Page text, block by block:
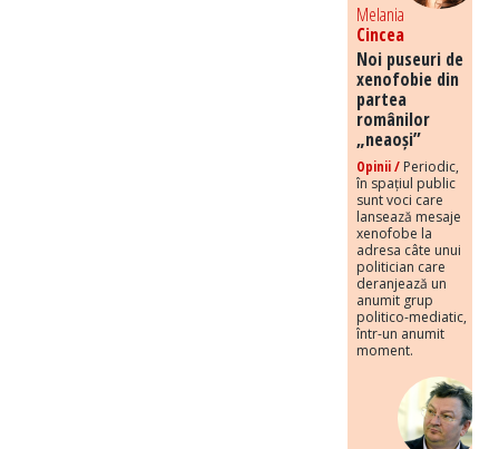
Melania
Cincea
Noi puseuri de
xenofobie din
partea
românilor
„neaoși”
Opinii / Periodic,
în spațiul public
sunt voci care
lansează mesaje
xenofobe la
adresa câte unui
politician care
deranjează un
anumit grup
politico-mediatic,
într-un anumit
moment.